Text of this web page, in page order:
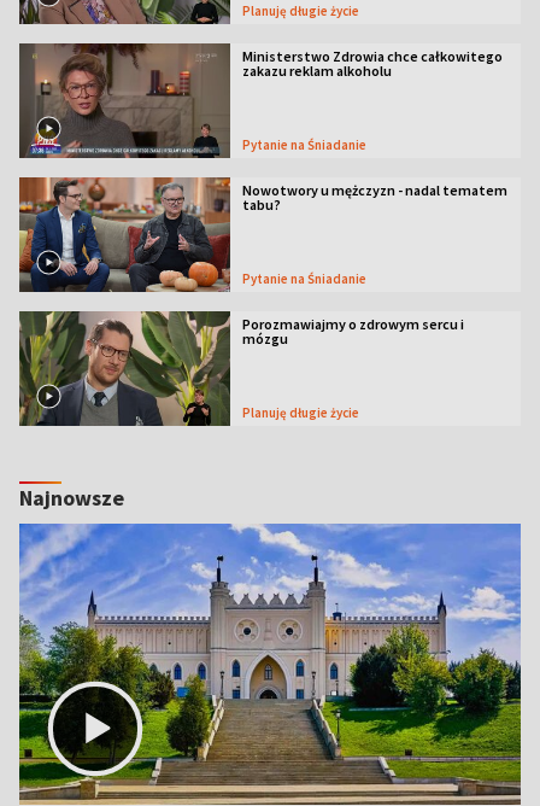
Planuję długie życie
Ministerstwo Zdrowia chce całkowitego
zakazu reklam alkoholu
Pytanie na Śniadanie
Nowotwory u mężczyzn - nadal tematem
tabu?
Pytanie na Śniadanie
Porozmawiajmy o zdrowym sercu i
mózgu
Planuję długie życie
Najnowsze